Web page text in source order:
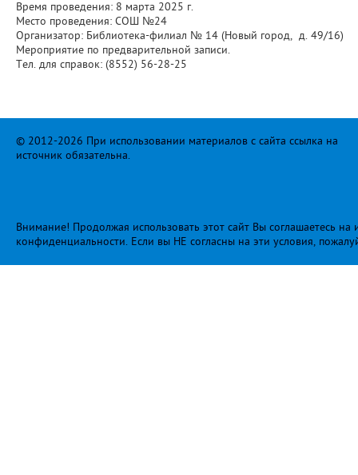
Время проведения: 8 марта 2025 г.
Место проведения: СОШ №24
Организатор: Библиотека-филиал № 14 (Новый город, д. 49/16)
Мероприятие по предварительной записи.
Тел. для справок: (8552) 56-28-25
© 2012-2026 При использовании материалов с сайта ссылка на
источник обязательна.
Внимание! Продолжая использовать этот сайт Вы соглашаетесь
конфиденциальности. Если вы НЕ согласны на эти условия,